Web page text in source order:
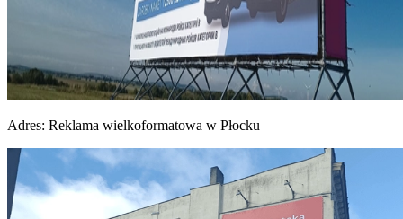
Adres: Reklama wielkoformatowa w Płocku